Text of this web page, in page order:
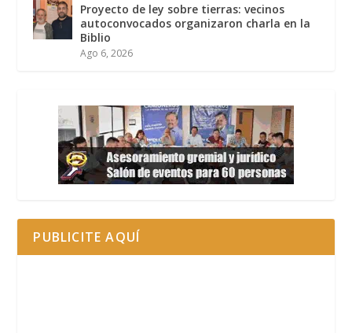
Proyecto de ley sobre tierras: vecinos
autoconvocados organizaron charla en la
Biblio
Ago 6, 2026
PUBLICITE AQUÍ